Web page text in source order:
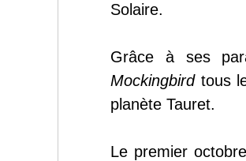
Solaire.
Grâce à ses
Mockingbirdtous
planète Tauret.
Le premier